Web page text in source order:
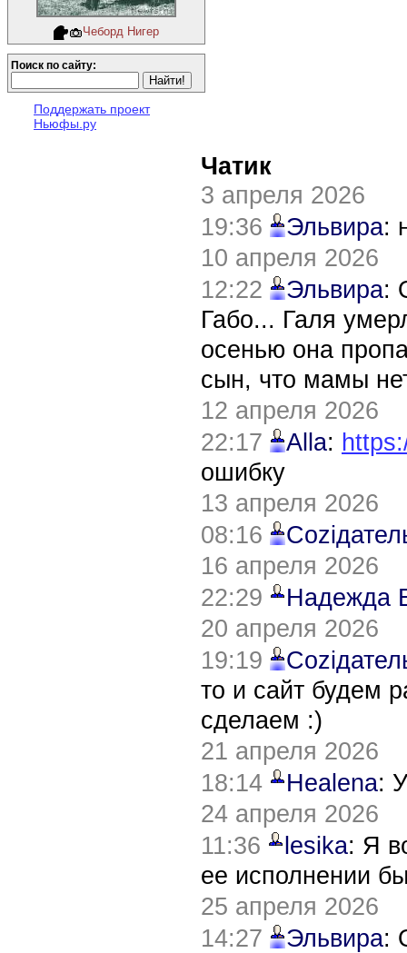
Чеборд Нигер
Поиск по сайту:
Поддержать проект
Ньюфы.ру
Чатик
3 апреля 2026
19:36
Эльвира:
10 апреля 2026
12:22
Эльвира:
Габо... Галя
осенью она
сын, что мамы
12 апреля 2026
22:17
Alla:
ошибку
13 апреля 2026
08:16
16 апреля 2026
22:29
Надежда
20 апреля 2026
19:19
то и сайт будем
сделаем :)
21 апреля 2026
18:14
Healena:
24 апреля 2026
11:36
lesika: Я
ее исполнении
25 апреля 2026
14:27
Эльвира: